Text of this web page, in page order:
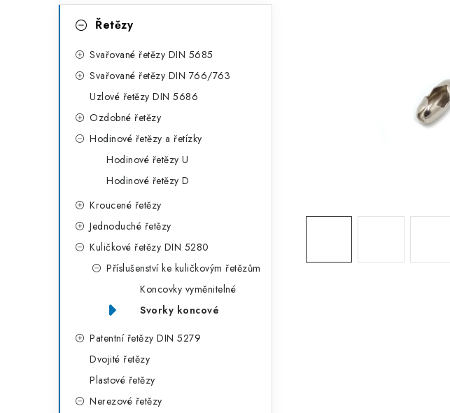
kategorieŘetězy
Svařované řetězy DIN 5685
Svařované řetězy DIN 766/763
Uzlové řetězy DIN 5686
Ozdobné řetězy
Hodinové řetězy a řetízky
Hodinové řetězy U
Hodinové řetězy D
Kroucené řetězy
Jednoduché řetězy
Kuličkové řetězy DIN 5280
Příslušenství ke kuličkovým řetězům
Koncovky vyměnitelné
Svorky koncové
Patentní řetězy DIN 5279
Dvojité řetězy
Plastové řetězy
Nerezové řetězy